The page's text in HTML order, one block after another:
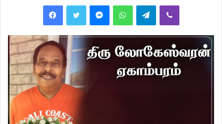
FacebookTwitter MessengerWhatsAppTelegramViber